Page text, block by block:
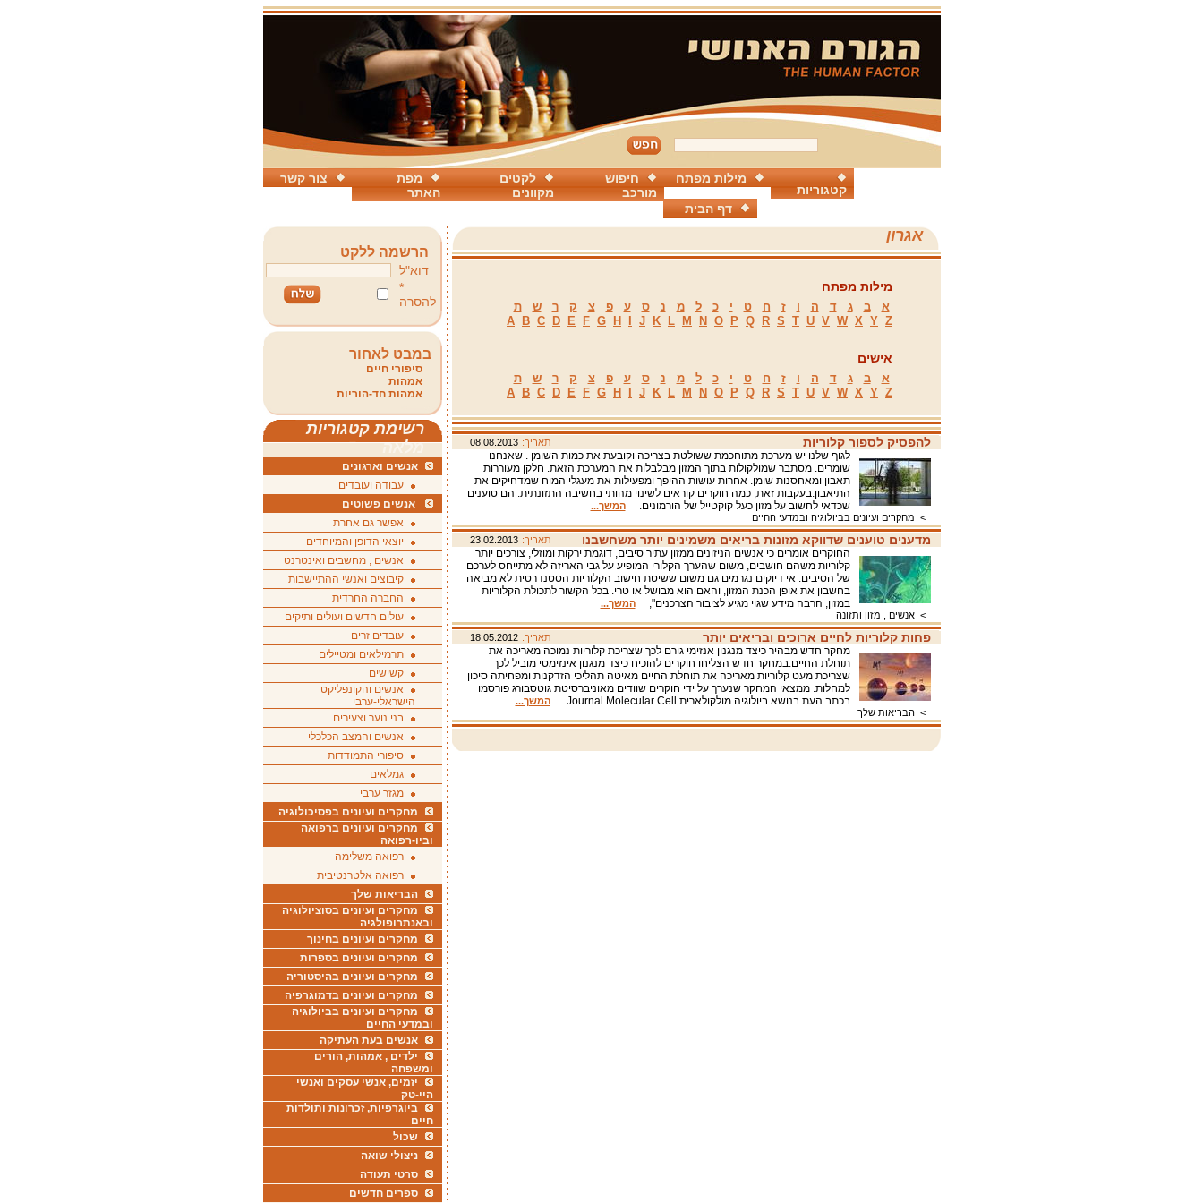
צור קשר
מפת
האתר
לקטים
מקוונים
חיפוש
מורכב
מילות מפתח
קטגוריות
דף הבית
אגרון
מילות מפתח
א ב ג ד ה ו ז ח ט י כ ל מ נ ס ע פ צ ק ר ש
ת
A
B C D E F G H J K L M N O P Q R S T U V W X Y Z
אישים
א ב ג ד ה ו ז ח ט י כ ל מ נ ס ע פ צ ק ר ש
ת
A
B C D E F G H J K L M N O P Q R S T U V W X Y Z
להפסיק לספור קלוריות תאריך: 08.08.2013
לגוף שלנו יש מערכת מתוחכמת ששולטת בצריכה וקובעת את כמות השומן . שאנחנו
שומרים. מסתבר שמולקולות בתוך המזון מבלבלות את המערכת הזאת. חלקן מעוררות
תאבון ומאחסנות שומן. אחרות עושות ההיפך ומפעילות את מעגלי המוח שמדחיקים את
התיאבון.בעקבות זאת, כמה חוקרים קוראים לשינוי מהותי בחשיבה התזונתית. הם טוענים
שכדאי לחשוב על מזון כעל קוקטייל של הורמונים.המשך...
> מחקרים ועיונים בביולוגיה ובמדעי החיים
מדענים טוענים שדווקא מזונות בריאים משמינים יותר משחשבנו תאריך: 23.02.2013
החוקרים אומרים כי אנשים הניזונים ממזון עתיר סיבים, דוגמת ירקות ומוזלי, צורכים יותר
קלוריות משהם חושבים, משום שהערך הקלורי המופיע על גבי האריזה לא מתייחס לערכם
של הסיבים. אי דיוקים נגרמים גם משום ששיטת חישוב הקלוריות הסטנדרטית לא מביאה
בחשבון את אופן הכנת המזון, והאם הוא מבושל או טרי. בכל הקשור לתכולת הקלוריות
במזון, הרבה מידע שגוי מגיע לציבור הצרכנים",המשך...
>אנשים , מזון ותזונה
פחות קלוריות לחיים ארוכים ובריאים יותר תאריך: 18.05.2012
מחקר חדש מבהיר כיצד מנגנון אנזימי גורם לכך שצריכת קלוריות נמוכה מאריכה את
תוחלת החיים.במחקר חדש הצליחו חוקרים להוכיח כיצד מנגנון אינזימטי מוביל לכך
שצריכת מעט קלוריות מאריכה את תוחלת החיים מאיטה תהליכי הזדקנות ומפחיתה סיכון
למחלות. ממצאי המחקר שנערך על ידי חוקרים שוודים מאוניברסיטת גוטסבורג פורסמו
בכתב העת בנושא ביולוגיה מולקולארית Journal Molecular Cell.
המשך...
>הבריאות שלך
הרשמה ללקט
דוא"ל
*
להסרה
במבט לאחור
סיפורי חיים
אמהות
אמהות חד-הוריות
רשימת קטגוריות
מלאה
אנשים וארגונים
עבודה ועובדים
אנשים פשוטים
אפשר גם אחרת
יוצאי הדופן והמיוחדים
אנשים , מחשבים ואינטרנט
קיבוצים ואנשי ההתיישבות
החברה החרדית
עולים חדשים ועולים ותיקים
עובדים זרים
תרמילאים ומטיילים
קשישים
אנשים והקונפליקט
הישראלי-ערבי
בני נוער וצעירים
אנשים והמצב הכלכלי
סיפורי התמודדות
גמלאים
מגזר ערבי
מחקרים ועיונים בפסיכולוגיה
מחקרים ועיונים ברפואה
וביו-רפואה
רפואה משלימה
רפואה אלטרנטיבית
הבריאות שלך
מחקרים ועיונים בסוציולוגיה
ובאנתרופולגיה
מחקרים ועיונים בחינוך
מחקרים ועיונים בספרות
מחקרים ועיונים בהיסטוריה
מחקרים ועיונים בדמוגרפיה
מחקרים ועיונים בביולוגיה
ובמדעי החיים
אנשים בעת העתיקה
ילדים , אמהות, הורים
ומשפחה
יזמים, אנשי עסקים ואנשי
היי-טק
ביוגרפיות, זכרונות ותולדות
חיים
שכול
ניצולי שואה
סרטי תעודה
ספרים חדשים